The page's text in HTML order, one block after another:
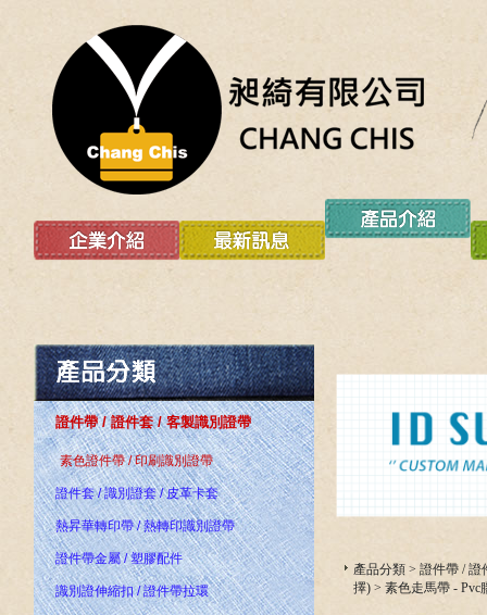
證件帶 / 證件套 / 客製識別證帶
素色證件帶 / 印刷識別證帶
證件套 / 識別證套 / 皮革卡套
熱昇華轉印帶 / 熱轉印識別證帶
證件帶金屬 / 塑膠配件
識別證伸縮扣 / 證件帶拉環
產品分類 > 證件帶 / 證
擇) > 素色走馬帶 - Pvc